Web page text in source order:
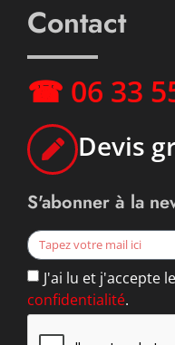
Contact
☎ 06 33
Devis
S'abonner à la
J'ai lu et j'accepte
confidentialité.